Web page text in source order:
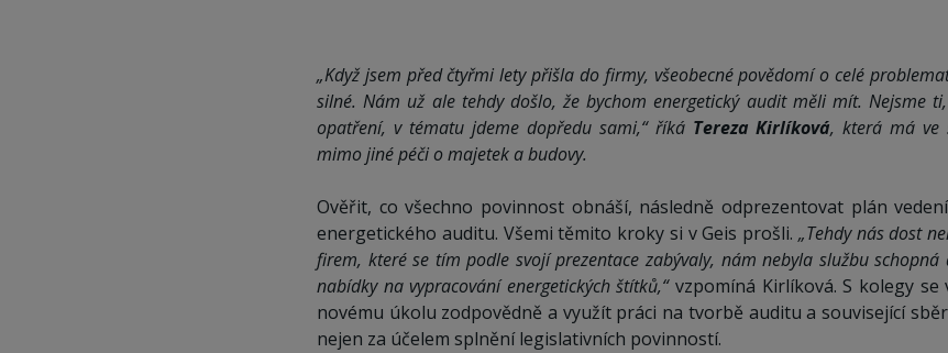
„Když jsem před čtyřmi lety přišla do firmy, všeobecné povědomí o celé
silné. Nám už ale tehdy došlo, že bychom energetický audit měli mít. Nejsme
opatření, v tématu jdeme dopředu sami,“ říká Tereza Kirlíková, která má ve
mimo jiné péči o majetek a budovy.
Ověřit, co všechno povinnost obnáší, následně odprezentovat plán
energetického auditu. Všemi těmito kroky si v Geis prošli. „Tehdy nás dost
firem, které se tím podle svojí prezentace zabývaly, nám nebyla službu
nabídky na vypracování energetických štítků,“vzpomíná Kirlíková. S kolegy
novému úkolu zodpovědně a využít práci na tvorbě auditu a související
nejen za účelem splnění legislativních povinností.